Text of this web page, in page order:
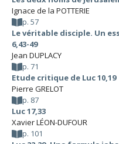
Ignace de la POTTERIE
p. 57
Le véritable disciple. Un
6,43-49
Jean DUPLACY
p. 71
Etude critique de Luc 10,19
Pierre GRELOT
p. 87
Luc 17,33
Xavier LÉON-DUFOUR
p. 101